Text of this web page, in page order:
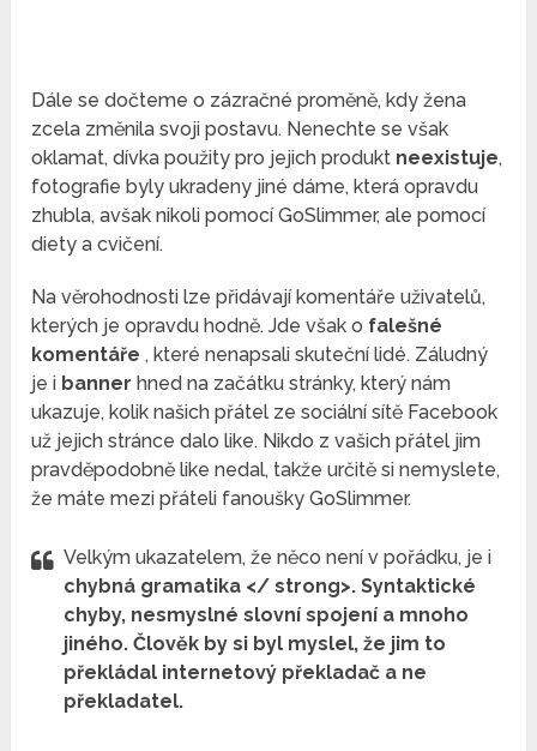
Dále se dočteme o zázračné proměně, kdy žena
zcela změnila svoji postavu. Nenechte se však
oklamat, dívka použity pro jejich produkt neexistuje,
fotografie byly ukradeny jiné dáme, která opravdu
zhubla, avšak nikoli pomocí GoSlimmer, ale pomocí
diety a cvičení.
Na věrohodnosti lze přidávají komentáře uživatelů,
kterých je opravdu hodně. Jde však o falešné
komentáře, které nenapsali skuteční lidé. Záludný
je i bannerhned na začátku stránky, který nám
ukazuje, kolik našich přátel ze sociální sítě Facebook
už jejich stránce dalo like. Nikdo z vašich přátel jim
pravděpodobně like nedal, takže určitě si nemyslete,
že máte mezi přáteli fanoušky GoSlimmer.
Velkým ukazatelem, že něco není v pořádku, je i
chybná gramatika </ strong>. Syntaktické
chyby, nesmyslné slovní spojení a mnoho
jiného. Člověk by si byl myslel, že jim to
překládal internetový překladač a ne
překladatel.